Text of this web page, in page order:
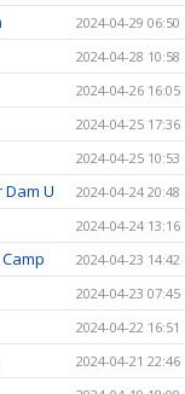
2024-04-29 06:50
2024-04-28 10:58
2024-04-26 16:05
2024-04-25 17:36
2024-04-25 10:53
U 2024-04-24 20:48
2024-04-24 13:16
2024-04-23 14:42
2024-04-23 07:45
2024-04-22 16:51
2024-04-21 22:46